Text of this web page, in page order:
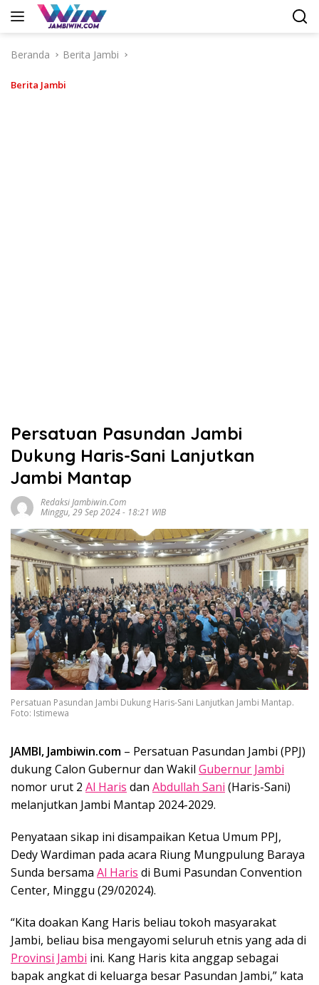
Langsung
Beranda
Berita Jambi
Berita Jambi
Persatuan Pasundan Jambi
Dukung Haris-Sani Lanjutkan
Jambi Mantap
Redaksi Jambiwin.com
Minggu, 29 Sep 2024 - 18:21 WIB
Persatuan Pasundan Jambi Dukung Haris-Sani Lanjutkan Jambi Mantap.
Foto: Istimewa
JAMBI, Jambiwin.com – Persatuan Pasundan Jambi (PPJ)
dukung Calon Gubernur dan Wakil Gubernur Jambi
nomor urut 2 Al Haris dan Abdullah Sani (Haris-Sani)
melanjutkan Jambi Mantap 2024-2029.
Penyataan sikap ini disampaikan Ketua Umum PPJ,
Dedy Wardiman pada acara Riung Mungpulung Baraya
Sunda bersama Al Haris di Bumi Pasundan Convention
Center, Minggu (29/02024).
“Kita doakan Kang Haris beliau tokoh masyarakat
Jambi, beliau bisa mengayomi seluruh etnis yang ada di
Provinsi Jambi ini. Kang Haris kita anggap sebagai
bapak angkat di keluarga besar Pasundan Jambi,” kata